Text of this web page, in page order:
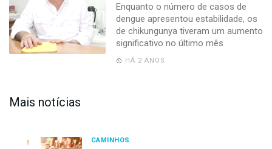
Enquanto o número de casos de
dengue apresentou estabilidade, os
de chikungunya tiveram um aumento
significativo no último mês
HÁ 2 ANOS
Mais notícias
CAMINHOS